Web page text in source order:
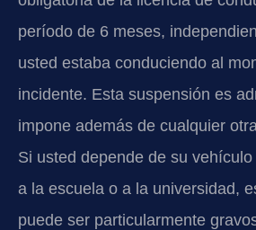
período de 6 meses,
usted estaba conduciendo al
incidente. Esta suspensión es
impone además de cualquier
Si usted depende de su
a la escuela o a la universidad,
puede ser particularmente